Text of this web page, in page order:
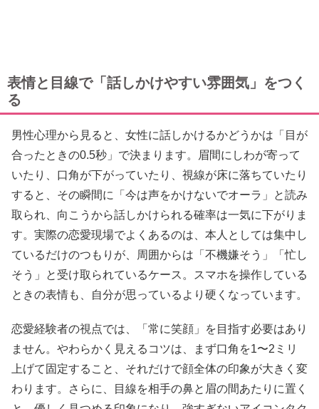
表情と目線で「話しかけやすい雰囲気」をつく
る
男性心理から見ると、女性に話しかけるかどうかは「目が
合ったときの0.5秒」で決まります。眉間にしわが寄って
いたり、口角が下がっていたり、視線が床に落ちていたり
すると、その瞬間に「今は声をかけないでオーラ」と読み
取られ、向こうから話しかけられる確率は一気に下がりま
す。実際の恋愛現場でよくあるのは、本人としては集中し
ているだけのつもりが、周囲からは「不機嫌そう」「忙し
そう」と受け取られているケース。スマホを操作している
ときの表情も、自分が思っているより硬くなっています。
恋愛経験者の視点では、「常に笑顔」を目指す必要はあり
ません。やわらかく見えるコツは、まず口角を1〜2ミリ
上げて固定すること、それだけで顔全体の印象が大きく変
わります。さらに、目線を相手の鼻と眉の間あたりに置く